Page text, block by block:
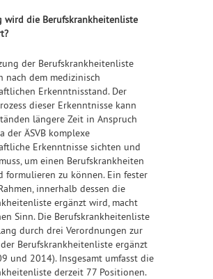
wird die Berufskrankheitenliste
der Berufskrankheitenliste
nach dem medizinisch
Erkenntnisstand. Der
dieser Erkenntnisse kann
längere Zeit in Anspruch
der ÄSVB komplexe
Erkenntnisse sichten und
um einen Berufskrankheiten
formulieren zu können. Ein fester
innerhalb dessen die
ergänzt wird, macht
Sinn. Die Berufskrankheitenliste
durch drei Verordnungen zur
Berufskrankheitenliste ergänzt
und 2014). Insgesamt umfasst die
derzeit 77 Positionen.